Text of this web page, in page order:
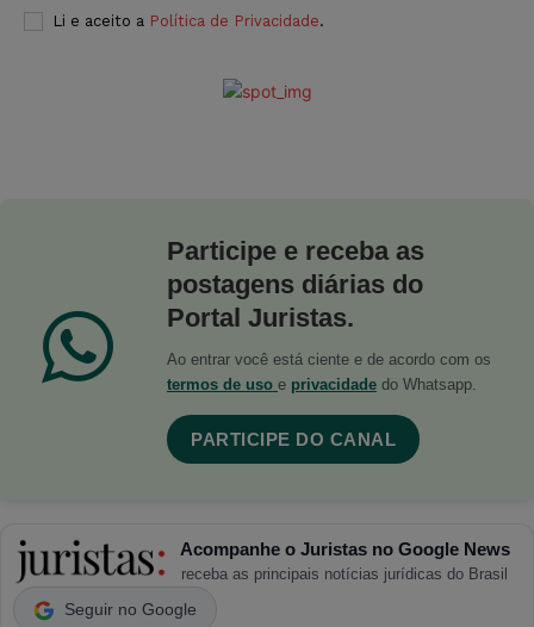
Li e aceito a Política de Privacidade.
Participe e receba as
postagens diárias do
Portal Juristas.
Ao entrar você está ciente e de acordo com os
termos de uso e privacidade do Whatsapp.
PARTICIPE DO CANAL
Acompanhe o Juristas no Google News
receba as principais notícias jurídicas do Brasil
Seguir no Google